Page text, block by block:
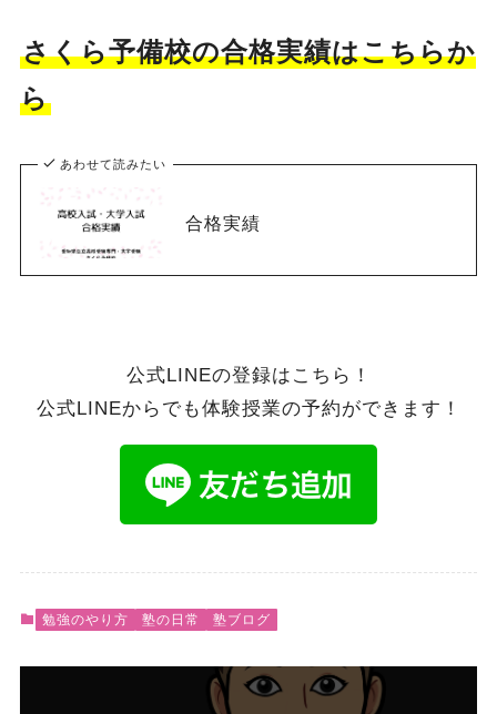
さくら予備校の合格実績はこちらか
ら
あわせて読みたい
合格実績
公式LINEの登録はこちら！
公式LINEからでも体験授業の予約ができます！
勉強のやり方 塾の日常 塾ブログ